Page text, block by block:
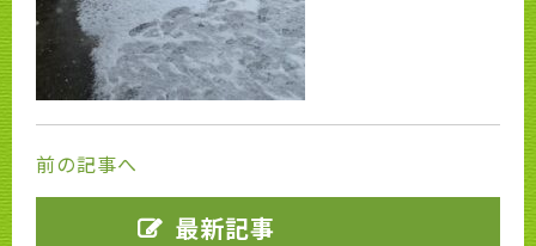
前の記事へ
最新記事